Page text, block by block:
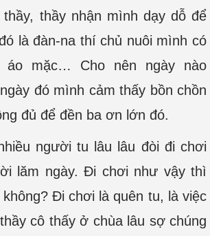
thầy nhận mình dạy dỗ để
là đàn-na thí chủ nuôi mình có
mặc… Cho nên ngày nào
đó mình cảm thấy bồn chồn
đủ để đền ba ơn lớn đó.
người tu lâu lâu đòi đi chơi
lăm ngày. Đi chơi như vậy thì
Đi chơi là quên tu, là việc
cô thấy ở chùa lâu sợ chúng